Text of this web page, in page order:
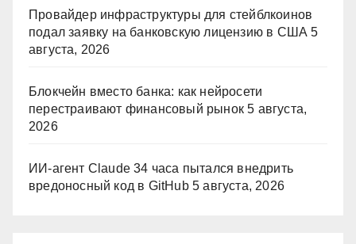
Провайдер инфраструктуры для стейблкоинов
подал заявку на банковскую лицензию в США 5
августа, 2026
Блокчейн вместо банка: как нейросети
перестраивают финансовый рынок 5 августа,
2026
ИИ-агент Claude 34 часа пытался внедрить
вредоносный код в GitHub 5 августа, 2026